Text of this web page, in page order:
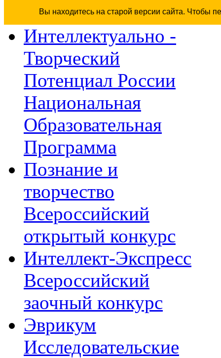
Вы находитесь на старой версии сайта. Чтобы
Интеллектуально -
Творческий
Потенциал России
Национальная
Образовательная
Программа
Познание и
творчество
Всероссийский
открытый конкурс
Интеллект-Экспресс
Всероссийский
заочный конкурс
Эврикум
Исследовательские